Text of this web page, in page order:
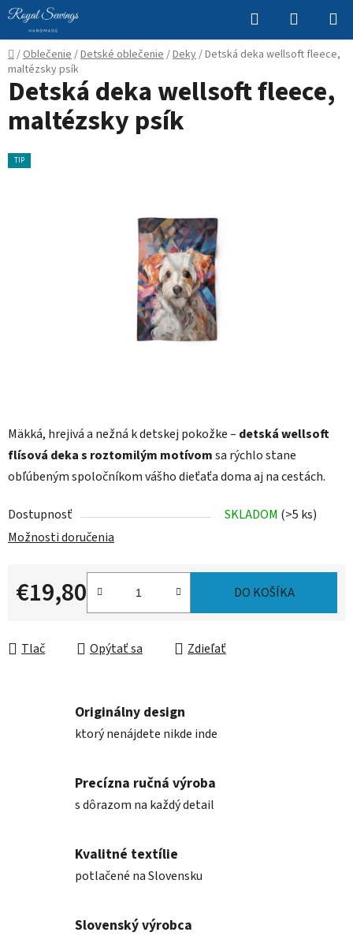
Prejsť
na
obsah
Hľadať
KOŠÍK
Domov
/Oblečenie/Detské oblečenie/Deky/Detská deka wellsoft fleece,
maltézsky psík
Mäkká, hrejivá a nežná k detskej pokožke – detská wellsoft
flísová deka s roztomilým motívomsa rýchlo stane
obľúbeným spoločníkom vášho dieťaťa doma aj na cestách.
Dostupnosť SKLADOM (>5 ks)
Možnosti doručenia
€19,80
Jednotková cena:
DO KOŠÍKA
Tlač Opýtať sa Zdieľať
Detská deka wellsoft fleece,
maltézsky psík
TIP
Originálny design
ktorý nenájdete nikde inde
Precízna ručná výroba
s dôrazom na každý detail
Kvalitné textílie
potlačené na Slovensku
Slovenský výrobca